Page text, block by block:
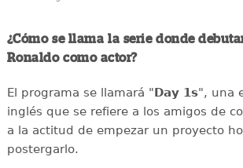
¿Cómo se llama la serie donde
Ronaldo como actor?
El programa se llamará "Day 1s", una
inglés que se refiere a los amigos de
a la actitud de empezar un proyecto
postergarlo.